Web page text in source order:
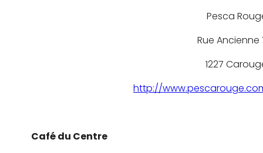
Pesca
Rue Ancienne
1227
http://
Café du Centre